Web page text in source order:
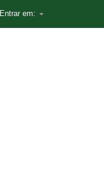
Entrar em: